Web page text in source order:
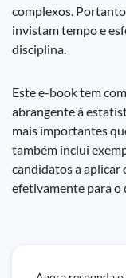
complexos.
invistam tempo e
disciplina.
Este e-book tem
abrangente à
mais importantes
também inclui
candidatos a aplicar
efetivamente para o